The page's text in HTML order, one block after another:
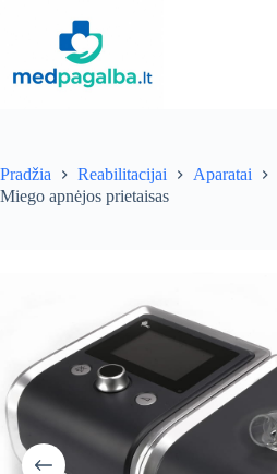
Pradžia Reabilitacijai Aparatai
Miego apnėjos prietaisas